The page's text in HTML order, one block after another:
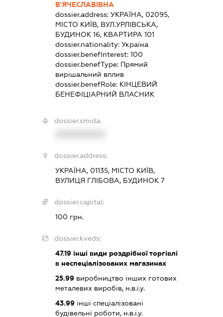
В'ЯЧЕСЛАВІВНА
dossier.address:УКРАЇНА, 02095,
МІСТО КИЇВ, ВУЛ.УРЛІВСЬКА,
БУДИНОК 16, КВАРТИРА 101
dossier.nationality:Україна
dossier.benefInterest:100
dossier.benefType: Прямий
вирішальний вплив
dossier.benefRole: КІНЦЕВИЙ
БЕНЕФІЦІАРНИЙ ВЛАСНИК
dossier.smida:
dossier.address:
УКРАЇНА, 01135, МІСТО КИЇВ,
ВУЛИЦЯ ГЛІБОВА, БУДИНОК 7
dossier.capital:
100 грн.
dossier.kveds:
47.19 інші види роздрібної торгівлі
в неспеціалізованих магазинах
25.99 виробництво інших готових
металевих виробів, н.в.і.у.
43.99 інші спеціалізовані
будівельні роботи, н.в.і.у.